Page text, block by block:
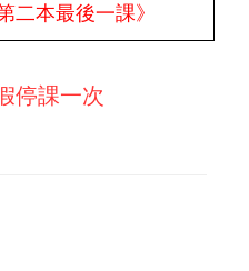
第二本最後一課》
停課一次